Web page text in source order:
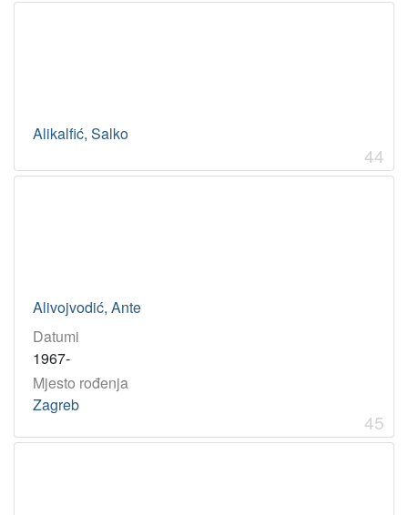
Alikalfić, Salko
44
Alivojvodić, Ante
Datumi
1967-
Mjesto rođenja
Zagreb
45